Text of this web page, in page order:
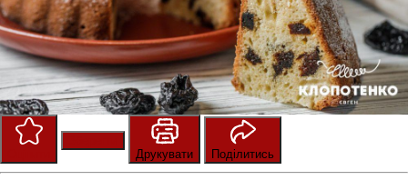
Друкувати
Поділитись